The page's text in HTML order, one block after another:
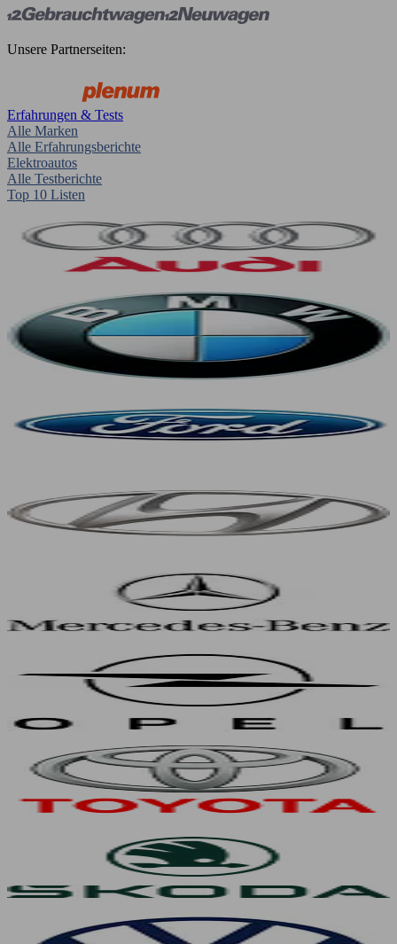
Unsere Partnerseiten:
Erfahrungen & Tests
Alle Marken
Alle Erfahrungsberichte
Elektroautos
Alle Testberichte
Top 10 Listen